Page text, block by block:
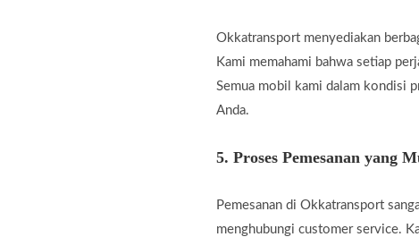
Okkatransport menyediakan
Kami memahami bahwa setiap
Semua mobil kami dalam kondisi
Anda.
5. Proses Pemesanan yang
Pemesanan di Okkatransport
menghubungi customer service.